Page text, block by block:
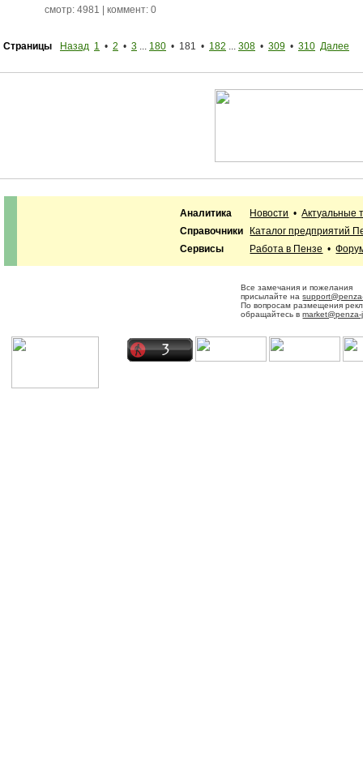
смотр: 4981 | коммент: 0
Страницы Назад 1 • 2 • 3 ... 180 • 181 • 182 ... 308 • 309 • 310 Далее
Аналитика Новости •Актуальные
Справочники
Каталог предприятий
Сервисы
Работа в Пензе •
Все замечания и пожелания
присылайте на
По вопросам размещения
обращайтесь в